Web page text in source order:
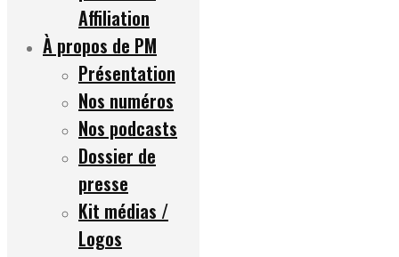
Affiliation
À propos de PM
Présentation
Nos numéros
Nos podcasts
Dossier de
presse
Kit médias /
Logos